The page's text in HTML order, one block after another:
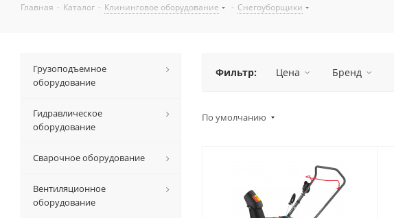
Главная - Каталог - Клининговое оборудование - Снегоуборщики
Фильтр: Цена Бренд
По умолчанию
Грузоподъемное
оборудование
Гидравлическое
оборудование
Сварочное оборудование
Вентиляционное
оборудование